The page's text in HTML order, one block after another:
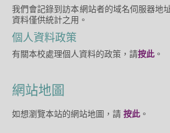
我們會記錄到訪本網站者的域名伺服器地
資料僅供統計之用。
個人資料政策
有關本校處理個人資料的政策，請按此 。
網站地圖
如想瀏覽本站的網站地圖，請 按此 。